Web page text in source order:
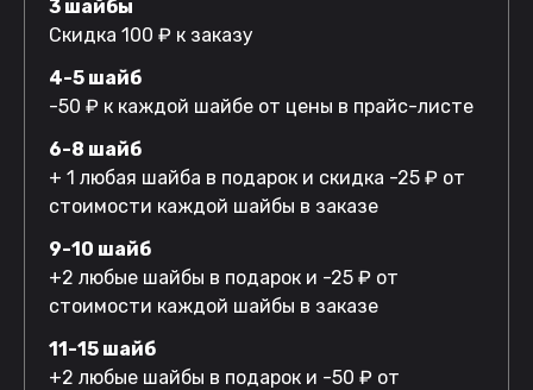
3 шайбы
Скидка 100 ₽ к заказу
4-5 шайб
-50 ₽ к каждой шайбе от цены в прайс-листе
6-8 шайб
+ 1 любая шайба в подарок и скидка -25 ₽ от
стоимости каждой шайбы в заказе
9-10 шайб
+2 любые шайбы в подарок и -25 ₽ от
стоимости каждой шайбы в заказе
11-15 шайб
+2 любые шайбы в подарок и -50 ₽ от